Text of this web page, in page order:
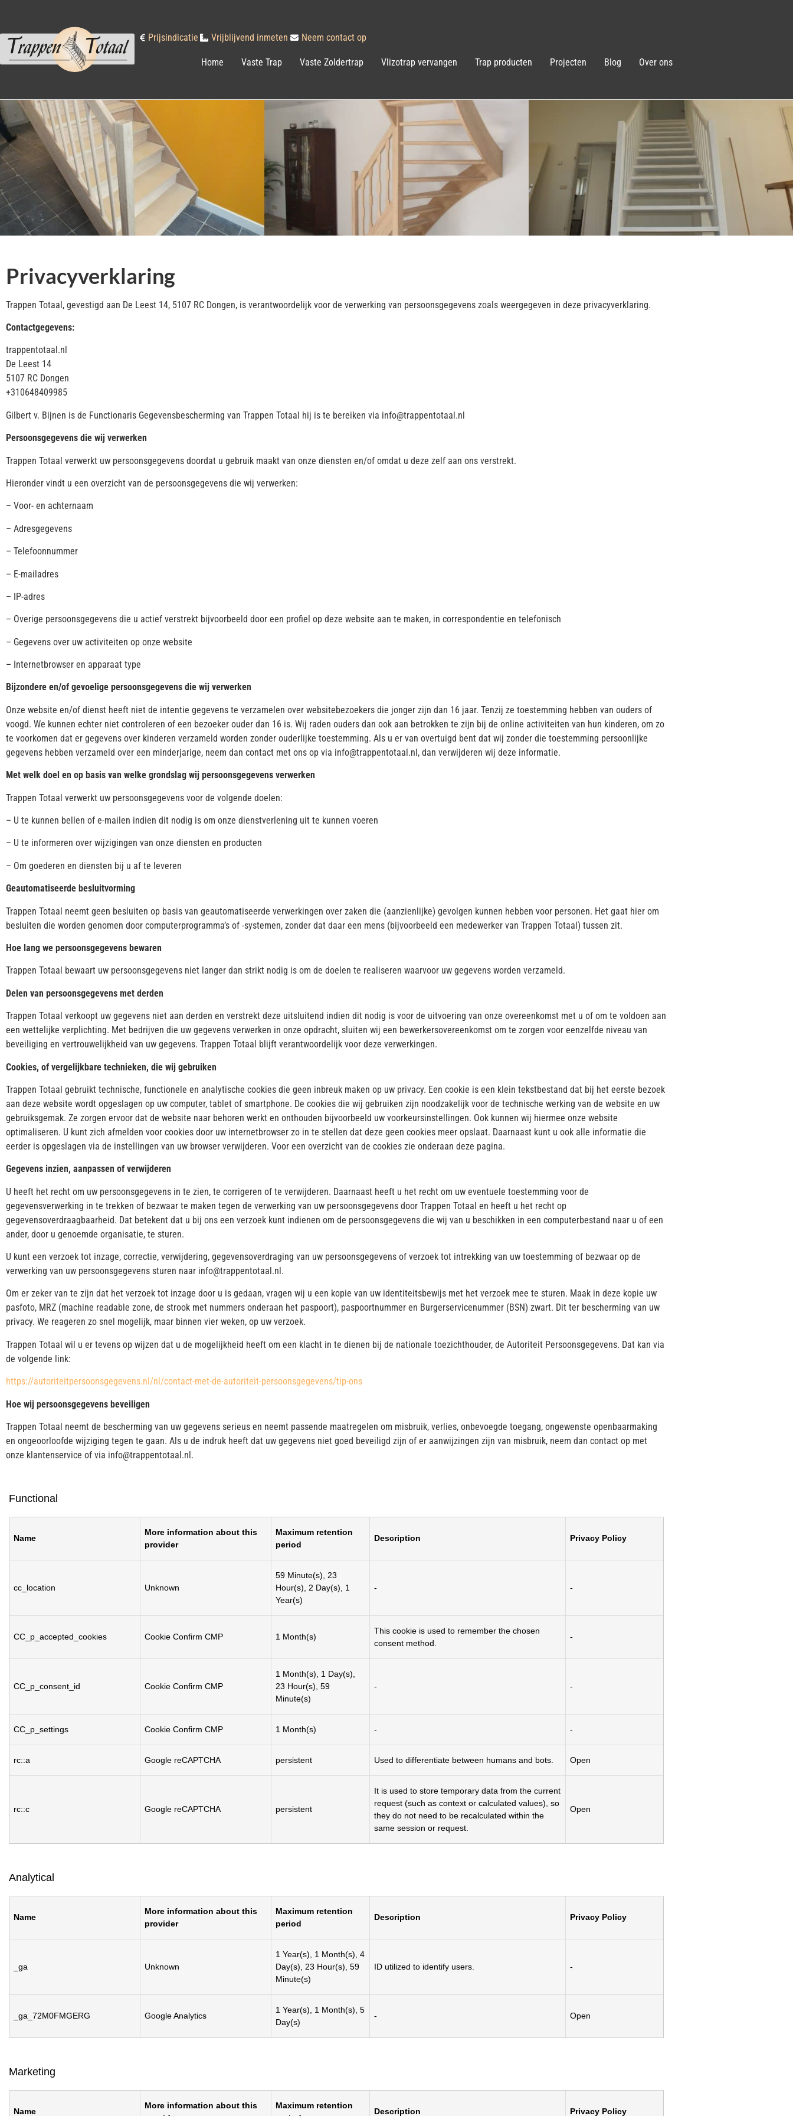
Prijsindicatie Vrijblijvend inmeten Neem contact op
Home Vaste Trap Vaste Zoldertrap Vlizotrap vervangen Trap producten Projecten Blog Over ons
Privacyverklaring
Trappen Totaal, gevestigd aan De Leest 14, 5107 RC Dongen, is verantwoordelijk voor de verwerking van persoonsgegevens zoals weergegeven in deze privacyverklaring.
Contactgegevens:
trappentotaal.nl
De Leest 14
5107 RC Dongen
+310648409985
Gilbert v. Bijnen is de Functionaris Gegevensbescherming van Trappen Totaal hij is te bereiken via info@trappentotaal.nl
Persoonsgegevens die wij verwerken
Trappen Totaal verwerkt uw persoonsgegevens doordat u gebruik maakt van onze diensten en/of omdat u deze zelf aan ons verstrekt.
Hieronder vindt u een overzicht van de persoonsgegevens die wij verwerken:
– Voor- en achternaam
– Adresgegevens
– Telefoonnummer
– E-mailadres
– IP-adres
– Overige persoonsgegevens die u actief verstrekt bijvoorbeeld door een profiel op deze website aan te maken, in correspondentie en telefonisch
– Gegevens over uw activiteiten op onze website
– Internetbrowser en apparaat type
Bijzondere en/of gevoelige persoonsgegevens die wij verwerken
Onze website en/of dienst heeft niet de intentie gegevens te verzamelen over websitebezoekers die jonger zijn dan 16 jaar. Tenzij ze toestemming hebben van ouders of
voogd. We kunnen echter niet controleren of een bezoeker ouder dan 16 is. Wij raden ouders dan ook aan betrokken te zijn bij de online activiteiten van hun kinderen, om zo
te voorkomen dat er gegevens over kinderen verzameld worden zonder ouderlijke toestemming. Als u er van overtuigd bent dat wij zonder die toestemming persoonlijke
gegevens hebben verzameld over een minderjarige, neem dan contact met ons op via info@trappentotaal.nl, dan verwijderen wij deze informatie.
Met welk doel en op basis van welke grondslag wij persoonsgegevens verwerken
Trappen Totaal verwerkt uw persoonsgegevens voor de volgende doelen:
– U te kunnen bellen of e-mailen indien dit nodig is om onze dienstverlening uit te kunnen voeren
– U te informeren over wijzigingen van onze diensten en producten
– Om goederen en diensten bij u af te leveren
Geautomatiseerde besluitvorming
Trappen Totaal neemt geen besluiten op basis van geautomatiseerde verwerkingen over zaken die (aanzienlijke) gevolgen kunnen hebben voor personen. Het gaat hier om
besluiten die worden genomen door computerprogramma’s of -systemen, zonder dat daar een mens (bijvoorbeeld een medewerker van Trappen Totaal) tussen zit.
Hoe lang we persoonsgegevens bewaren
Trappen Totaal bewaart uw persoonsgegevens niet langer dan strikt nodig is om de doelen te realiseren waarvoor uw gegevens worden verzameld.
Delen van persoonsgegevens met derden
Trappen Totaal verkoopt uw gegevens niet aan derden en verstrekt deze uitsluitend indien dit nodig is voor de uitvoering van onze overeenkomst met u of om te voldoen aan
een wettelijke verplichting. Met bedrijven die uw gegevens verwerken in onze opdracht, sluiten wij een bewerkersovereenkomst om te zorgen voor eenzelfde niveau van
beveiliging en vertrouwelijkheid van uw gegevens. Trappen Totaal blijft verantwoordelijk voor deze verwerkingen.
Cookies, of vergelijkbare technieken, die wij gebruiken
Trappen Totaal gebruikt technische, functionele en analytische cookies die geen inbreuk maken op uw privacy. Een cookie is een klein tekstbestand dat bij het eerste bezoek
aan deze website wordt opgeslagen op uw computer, tablet of smartphone. De cookies die wij gebruiken zijn noodzakelijk voor de technische werking van de website en uw
gebruiksgemak. Ze zorgen ervoor dat de website naar behoren werkt en onthouden bijvoorbeeld uw voorkeursinstellingen. Ook kunnen wij hiermee onze website
optimaliseren. U kunt zich afmelden voor cookies door uw internetbrowser zo in te stellen dat deze geen cookies meer opslaat. Daarnaast kunt u ook alle informatie die
eerder is opgeslagen via de instellingen van uw browser verwijderen. Voor een overzicht van de cookies zie onderaan deze pagina.
Gegevens inzien, aanpassen of verwijderen
U heeft het recht om uw persoonsgegevens in te zien, te corrigeren of te verwijderen. Daarnaast heeft u het recht om uw eventuele toestemming voor de
gegevensverwerking in te trekken of bezwaar te maken tegen de verwerking van uw persoonsgegevens door Trappen Totaal en heeft u het recht op
gegevensoverdraagbaarheid. Dat betekent dat u bij ons een verzoek kunt indienen om de persoonsgegevens die wij van u beschikken in een computerbestand naar u of een
ander, door u genoemde organisatie, te sturen.
U kunt een verzoek tot inzage, correctie, verwijdering, gegevensoverdraging van uw persoonsgegevens of verzoek tot intrekking van uw toestemming of bezwaar op de
verwerking van uw persoonsgegevens sturen naar info@trappentotaal.nl.
Om er zeker van te zijn dat het verzoek tot inzage door u is gedaan, vragen wij u een kopie van uw identiteitsbewijs met het verzoek mee te sturen. Maak in deze kopie uw
pasfoto, MRZ (machine readable zone, de strook met nummers onderaan het paspoort), paspoortnummer en Burgerservicenummer (BSN) zwart. Dit ter bescherming van uw
privacy. We reageren zo snel mogelijk, maar binnen vier weken, op uw verzoek.
Trappen Totaal wil u er tevens op wijzen dat u de mogelijkheid heeft om een klacht in te dienen bij de nationale toezichthouder, de Autoriteit Persoonsgegevens. Dat kan via
de volgende link:
https://autoriteitpersoonsgegevens.nl/nl/contact-met-de-autoriteit-persoonsgegevens/tip-ons
Hoe wij persoonsgegevens beveiligen
Trappen Totaal neemt de bescherming van uw gegevens serieus en neemt passende maatregelen om misbruik, verlies, onbevoegde toegang, ongewenste openbaarmaking
en ongeoorloofde wijziging tegen te gaan. Als u de indruk heeft dat uw gegevens niet goed beveiligd zijn of er aanwijzingen zijn van misbruik, neem dan contact op met
onze klantenservice of via info@trappentotaal.nl.
Functional
Name
More information about this
provider
Maximum retention
period
Description Privacy Policy
cc_location Unknown
59 Minute(s), 23
Hour(s), 2 Day(s), 1
Year(s)
- -
CC_p_accepted_cookies Cookie Confirm CMP 1 Month(s)
This cookie is used to remember the chosen
consent method.
-
CC_p_consent_id Cookie Confirm CMP
1 Month(s), 1 Day(s),
23 Hour(s), 59
Minute(s)
- -
CC_p_settings Cookie Confirm CMP 1 Month(s) - -
rc::a Google reCAPTCHA persistent Used to differentiate between humans and bots. Open
rc::c Google reCAPTCHA persistent
It is used to store temporary data from the current
request (such as context or calculated values), so
they do not need to be recalculated within the
same session or request.
Open
Analytical
Name
More information about this
provider
Maximum retention
period
Description Privacy Policy
_ga Unknown
1 Year(s), 1 Month(s), 4
Day(s), 23 Hour(s), 59
Minute(s)
ID utilized to identify users. -
_ga_72M0FMGERG Google Analytics
1 Year(s), 1 Month(s), 5
Day(s)
- Open
Marketing
Name
More information about this
Maximum retention
Description Privacy Policy